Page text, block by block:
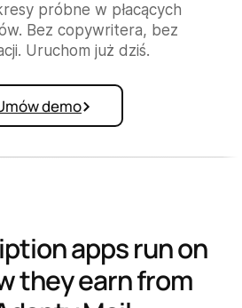
próbne w płacących
Bez copywritera, bez
Uruchom już dziś.
demo
apps run on
they earn from